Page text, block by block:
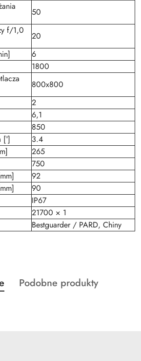
50
f/1,0
20
6
1800
800x800
2
6,1
850
3.4
265
750
92
90
IP67
21700 × 1
Bestguarder / PARD, Chiny
produktów
Produkty
Podobne produkty